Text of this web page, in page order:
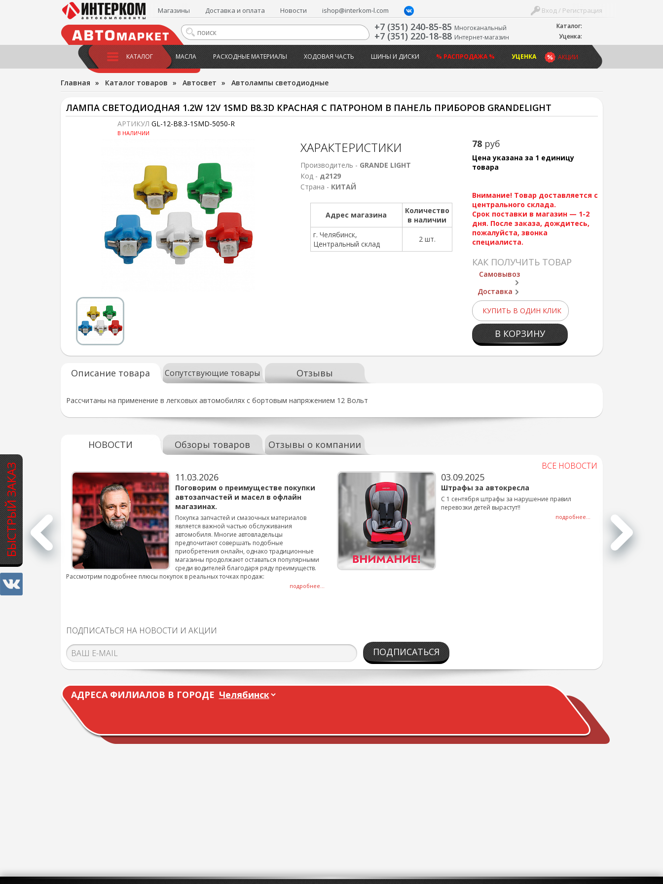
БЫСТРЫЙ ЗАКАЗ
Каталог:
Уценка:
Вход / Регистрация
Магазины Доставка и оплата Новости ishop@interkom-l.com
+7 (351) 240-85-85 Многоканальный
+7 (351) 220-18-88 Интернет-магазин
АКЦИИ
КАТАЛОГ МАСЛА РАСХОДНЫЕ МАТЕРИАЛЫ ХОДОВАЯ ЧАСТЬ ШИНЫ И ДИСКИ % РАСПРОДАЖА % УЦЕНКА
Главная » Каталог товаров » Автосвет » Автолампы светодиодные
ЛАМПА СВЕТОДИОДНАЯ 1.2W 12V 1SMD B8.3D КРАСНАЯ С ПАТРОНОМ В ПАНЕЛЬ ПРИБОРОВ GRANDELIGHT
АРТИКУЛ GL-12-B8.3-1SMD-5050-R
В НАЛИЧИИ
78 руб
Цена указана за 1 единицу
товара
Внимание! Товар доставляется с
центрального склада.
Срок поставки в магазин — 1-2
дня. После заказа, дождитесь,
пожалуйста, звонка
специалиста.
КАК ПОЛУЧИТЬ ТОВАР
Самовывоз
Доставка
КУПИТЬ В ОДИН КЛИК
В КОРЗИНУ
ХАРАКТЕРИСТИКИ
Производитель - GRANDE LIGHT
Код - д2129
Страна - КИТАЙ
Адрес магазина
Количество
в наличии
г. Челябинск,
Центральный склад
2 шт.
Описание товара Сопутствующие товары Отзывы
Рассчитаны на применение в легковых автомобилях с бортовым напряжением 12 Вольт
НОВОСТИ Обзоры товаров Отзывы о компании
ВСЕ НОВОСТИ
для
смены шин на
подробнее...
11.03.2026
Поговорим о преимуществе покупки
автозапчастей и масел в офлайн
магазинах.
Покупка запчастей и смазочных материалов
является важной частью обслуживания
автомобиля. Многие автовладельцы
предпочитают совершать подобные
приобретения онлайн, однако традиционные
магазины продолжают оставаться популярными
среди водителей благодаря ряду преимуществ.
Рассмотрим подробнее плюсы покупок в реальных точках продаж:
подробнее...
03.09.2025
Штрафы за автокресла
С 1 сентября штрафы за нарушение правил
перевозки детей вырастут!!
подробнее...
ПОДПИСАТЬСЯ НА НОВОСТИ И АКЦИИ
ПОДПИСАТЬСЯ
АДРЕСА ФИЛИАЛОВ В ГОРОДЕ